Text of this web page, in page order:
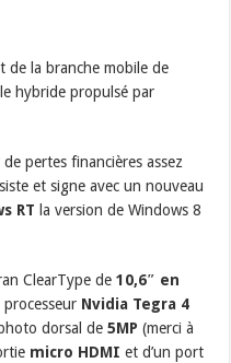
de la branche mobile de
hybride propulsé par
pertes financières assez
et signe avec un nouveau
RT la version de Windows 8
ClearType de10,6″ en
processeur Nvidia Tegra 4
dorsal de 5MP(merci à
micro HDMI et d’un port